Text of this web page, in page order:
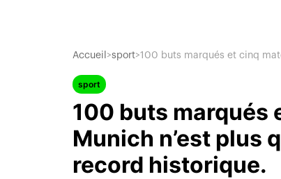
Accueil >sport>100 buts marqués et cinq
sport
100 buts marqués
Munich n’est plus
record historique.